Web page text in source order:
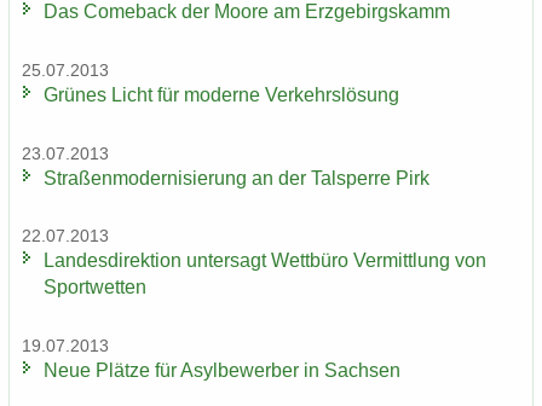
Das Come­back der Moore am Erz­ge­birgs­kamm
25.07.2013
Grü­nes Licht für mo­der­ne Ver­kehrs­lö­sung
23.07.2013
Stra­ßen­mo­der­ni­sie­rung an der Tal­sper­re Pirk
22.07.2013
Lan­des­di­rek­ti­on un­ter­sagt Wett­bü­ro Ver­mitt­lung von
Sport­wet­ten
19.07.2013
Neue Plät­ze für Asyl­be­wer­ber in Sach­sen